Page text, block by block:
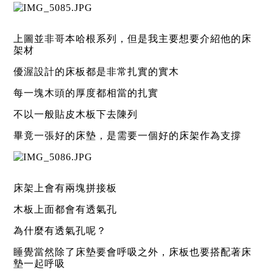
上圖並非哥本哈根系列，但是我主要想要介紹他的床
架材
優渥設計的床板都是非常扎實的實木
每一塊木頭的厚度都相當的扎實
不以一般貼皮木板下去陳列
畢竟一張好的床墊，是需要一個好的床架作為支撐
床架上會有兩塊拼接板
木板上面都會有透氣孔
為什麼有透氣孔呢？
睡覺當然除了床墊要會呼吸之外，床板也要搭配著床
墊一起呼吸